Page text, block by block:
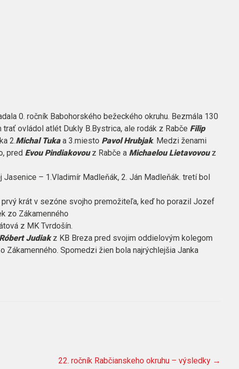
0. ročník Babohorského bežeckého okruhu. Bezmála 130
ovládol atlét Dukly B.Bystrica, ale rodák z Rabče Filip
2.Michal Tukaa 3.miesto Pavol Hrubjak. Medzi ženami
pred Evou Pindiakovouz Rabče a Michaelou Lietavovouz
– 1.Vladimír Madleňák, 2. Ján Madleňák. tretí bol
krát v sezóne svojho premožiteľa, keď ho porazil Jozef
zo Zákamenného
z MK Tvrdošín.
Róbert Judiakz KB Breza pred svojim oddielovým kolegom
Spomedzi žien bola najrýchlejšia Janka
22. ročník Rabčianskeho okruhu – výsledky →